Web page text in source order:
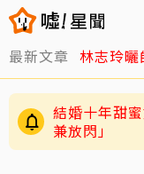
最新文章 林志玲曬
結婚十年甜
兼放閃」